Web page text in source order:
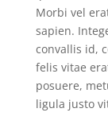
Morbi vel
sapien.
convallis id,
felis vitae
posuere,
ligula justo